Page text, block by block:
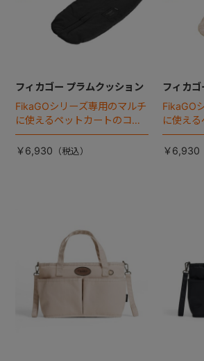
フィカゴー プラムクッション
FikaGOシリーズ専用のマルチ
に使えるペットカートのコー
ナークッション登場。
￥6,930
フィカ
FikaGO
に使え
ナークッ
￥6,930